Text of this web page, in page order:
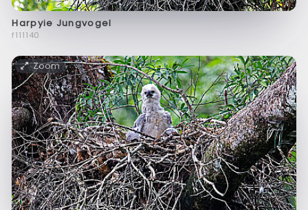
Harpyie Jungvogel
f111140
Zoom